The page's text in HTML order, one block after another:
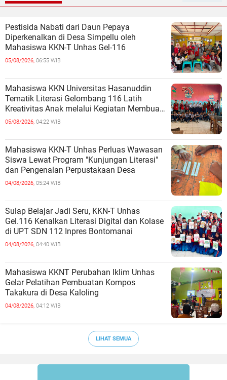
Pestisida Nabati dari Daun Pepaya
Diperkenalkan di Desa Simpellu oleh
Mahasiswa KKN-T Unhas Gel-116
05/08/2026, 06:55 WIB
Mahasiswa KKN Universitas Hasanuddin
Tematik Literasi Gelombang 116 Latih
Kreativitas Anak melalui Kegiatan Membuat
Cerita Berbasis Buku Bacaan
05/08/2026, 04:22 WIB
Mahasiswa KKN-T Unhas Perluas Wawasan
Siswa Lewat Program "Kunjungan Literasi"
dan Pengenalan Perpustakaan Desa
04/08/2026, 05:24 WIB
Sulap Belajar Jadi Seru, KKN-T Unhas
Gel.116 Kenalkan Literasi Digital dan Kolase
di UPT SDN 112 Inpres Bontomanai
04/08/2026, 04:40 WIB
Mahasiswa KKNT Perubahan Iklim Unhas
Gelar Pelatihan Pembuatan Kompos
Takakura di Desa Kaloling
04/08/2026, 04:12 WIB
LIHAT SEMUA